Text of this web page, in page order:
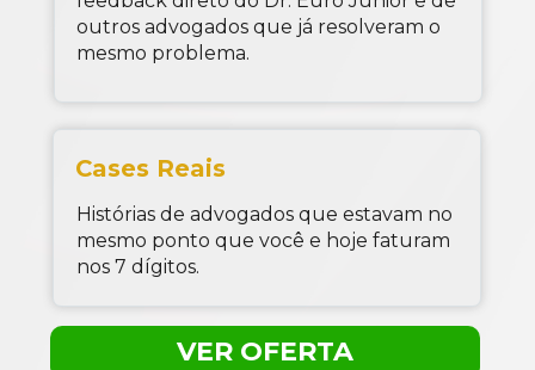
outros advogados que já resolveram o
mesmo problema.
Cases Reais
Histórias de advogados que estavam no
mesmo ponto que você e hoje faturam
nos 7 dígitos.
VER OFERTA